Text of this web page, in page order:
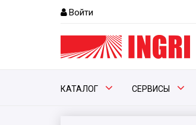
Войти
КАТАЛОГ СЕРВИСЫ